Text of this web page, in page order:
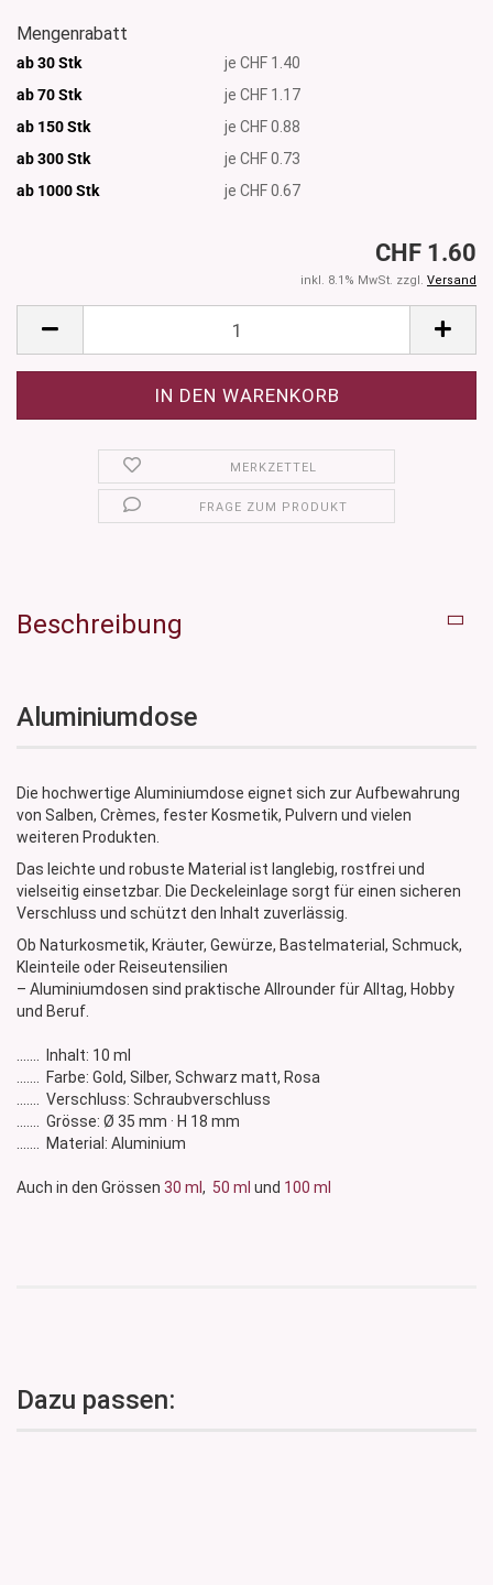
Mengenrabatt
ab 30 Stk
je CHF 1.40
ab 70 Stk
je CHF 1.17
ab 150 Stk
je CHF 0.88
ab 300 Stk
je CHF 0.73
ab 1000Stk je CHF 0.67
CHF 1.60
inkl. 8.1% MwSt. zzgl. Versand
MERKZETTEL
FRAGE ZUM PRODUKT
Beschreibung
Aluminiumdose
Die hochwertige Aluminiumdose eignet sich zur Aufbewahrung
von Salben, Crèmes, fester Kosmetik, Pulvern und vielen
weiteren Produkten.
Das leichte und robuste Material ist langlebig, rostfrei und
vielseitig einsetzbar. Die Deckeleinlage sorgt für einen sicheren
Verschluss und schützt den Inhalt zuverlässig.
Ob Naturkosmetik, Kräuter, Gewürze, Bastelmaterial, Schmuck,
Kleinteile oder Reiseutensilien
– Aluminiumdosen sind praktische Allrounder für Alltag, Hobby
und Beruf.
....... Inhalt: 10 ml
....... Farbe: Gold, Silber, Schwarz matt, Rosa
....... Verschluss: Schraubverschluss
....... Grösse: Ø 35 mm · H 18 mm
....... Material: Aluminium
Auch in den Grössen 30 ml , 50 ml und 100 ml
Dazu passen: